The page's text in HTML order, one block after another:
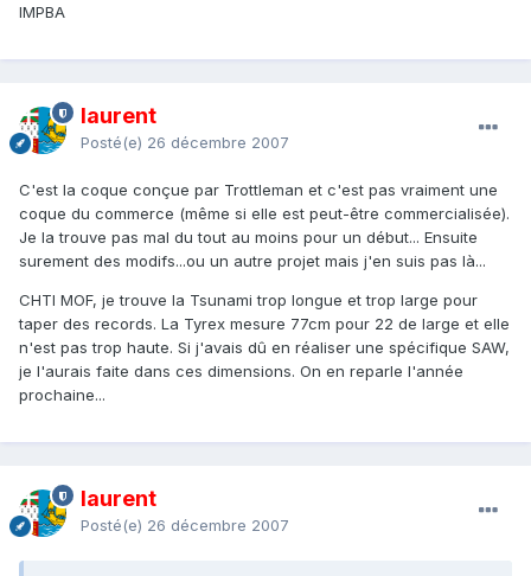
IMPBA
laurent
Posté(e) 26 décembre 2007
C'est la coque conçue par Trottleman et c'est pas vraiment une
coque du commerce (même si elle est peut-être commercialisée).
Je la trouve pas mal du tout au moins pour un début... Ensuite
surement des modifs...ou un autre projet mais j'en suis pas là...
CHTI MOF, je trouve la Tsunami trop longue et trop large pour
taper des records. La Tyrex mesure 77cm pour 22 de large et elle
n'est pas trop haute. Si j'avais dû en réaliser une spécifique SAW,
je l'aurais faite dans ces dimensions. On en reparle l'année
prochaine...
laurent
Posté(e) 26 décembre 2007